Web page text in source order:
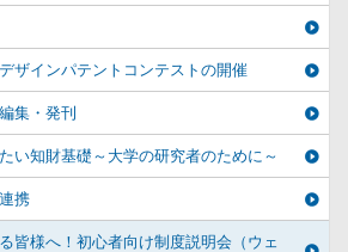
ザインパテントコンテストの開催
集・発刊
い知財基礎～大学の研究者のために～
携
皆様へ！初心者向け制度説明会（ウェ